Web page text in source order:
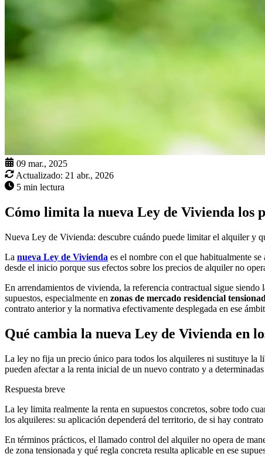
09 mar., 2025
Actualizado: 21 abr., 2026
5 min lectura
Cómo limita la nueva Ley de Vivienda los
Nueva Ley de Vivienda: descubre cuándo puede limitar el alquiler y
La nueva Ley de Vivienda es el nombre con el que habitualmente
desde el inicio porque sus efectos sobre los precios de alquilerno
En arrendamientos de vivienda, la referencia contractual sigue siendo
supuestos, especialmente en zonas de mercado residencial
contrato anterior y la normativa efectivamente desplegada en ese
Qué cambia la nueva Ley de Vivienda en
La ley no fija un precio único para todos los alquileres ni sustituye la
pueden afectar a la renta inicial de un nuevo contrato y a
Respuesta breve
La ley limita realmente la renta en supuestos concretos, sobre todo
los alquileres: su aplicación dependerá del territorio, de si hay
En términos prácticos, el llamado control del alquilerno opera de
de zona tensionada y qué regla concreta resulta aplicable en ese